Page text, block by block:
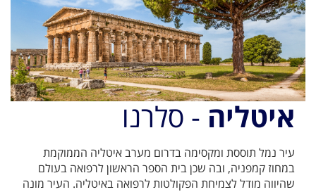
איטליה - סלרנו
עיר נמל תוססת ומקסימה בדרום מערב איטליה הממוקמת
במחוז קמפניה, ובה שכן בית הספר הראשון לרפואה בעולם
שהיווה מודל לצמיחת הפקולטות לרפואה באיטליה. העיר מונה